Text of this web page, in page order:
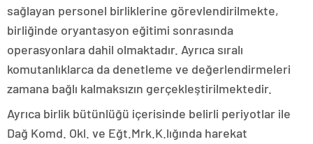
sağlayan personel birliklerine görevlendirilmekte,
birliğinde oryantasyon eğitimi sonrasında
operasyonlara dahil olmaktadır. Ayrıca sıralı
komutanlıklarca da denetleme ve değerlendirmeleri
zamana bağlı kalmaksızın gerçekleştirilmektedir.
Ayrıca birlik bütünlüğü içerisinde belirli periyotlar ile
Dağ Komd. Okl. ve Eğt.Mrk.K.lığında harekat